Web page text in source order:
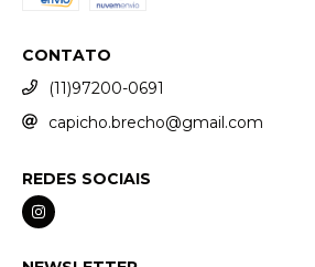
CONTATO
(11)97200-0691
capicho.brecho@gmail.com
REDES SOCIAIS